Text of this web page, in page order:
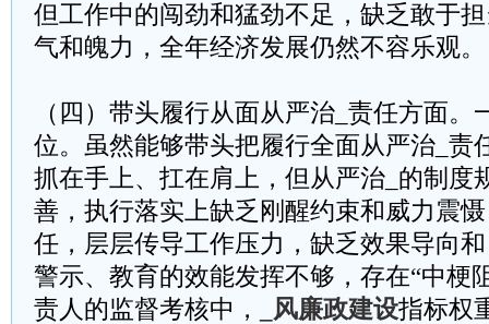
但工作中的闯劲和猛劲不足，缺乏敢于
气和魄力，全年经济发展仍然不容乐观。
（四）带头履行从面从严治_责任方面。
位。虽然能够带头把履行全面从严治_责
抓在手上、扛在肩上，但从严治_的制度
善，执行落实上缺乏刚醒约束和威力震
任，层层传导工作压力，缺乏效果导向
警示、教育的效能发挥不够，存在“中梗
责人的监督考核中，
_风廉政建设指标权